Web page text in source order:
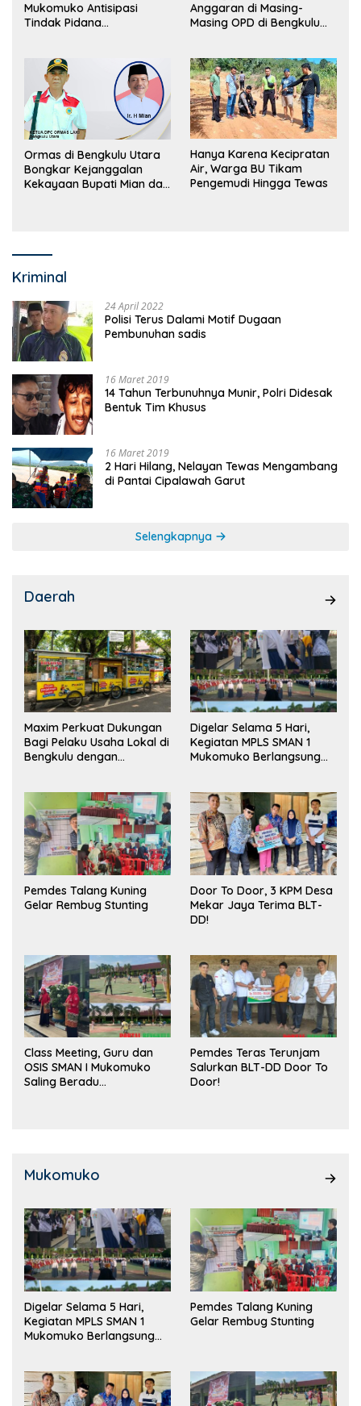
Mukomuko Antisipasi
Tindak Pidana
Anggaran di Masing-
Masing OPD di Bengkulu
Ormas di Bengkulu Utara
Bongkar Kejanggalan
Kekayaan Bupati Mian dan
Hanya Karena Kecipratan
Air, Warga BU Tikam
Pengemudi Hingga Tewas
Kriminal
24 April 2022
Polisi Terus Dalami Motif Dugaan
Pembunuhan sadis
16 Maret 2019
14 Tahun Terbunuhnya Munir, Polri Didesak
Bentuk Tim Khusus
16 Maret 2019
2 Hari Hilang, Nelayan Tewas Mengambang
di Pantai Cipalawah Garut
Selengkapnya
Daerah
Maxim Perkuat Dukungan
Bagi Pelaku Usaha Lokal di
Bengkulu dengan
Pasar
Digelar Selama 5 Hari,
Kegiatan MPLS SMAN 1
Mukomuko Berlangsung
Pemdes Talang Kuning
Gelar Rembug Stunting
Door To Door, 3 KPM Desa
Mekar Jaya Terima BLT-
DD!
Class Meeting, Guru dan
OSIS SMAN I Mukomuko
Saling Beradu
Pemdes Teras Terunjam
Salurkan BLT-DD Door To
Door!
Mukomuko
Digelar Selama 5 Hari,
Kegiatan MPLS SMAN 1
Mukomuko Berlangsung
Pemdes Talang Kuning
Gelar Rembug Stunting